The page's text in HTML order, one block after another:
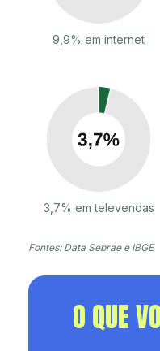
9,9% em internet
3,7% em televendas
Fontes: Data Sebrae e IBGE
O QUE